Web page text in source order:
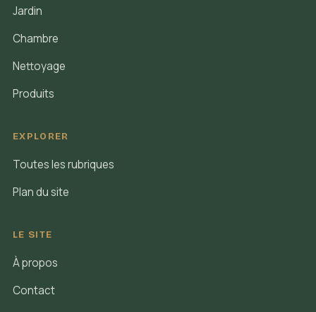
Jardin
Chambre
Nettoyage
Produits
EXPLORER
Toutes les rubriques
Plan du site
LE SITE
À propos
Contact